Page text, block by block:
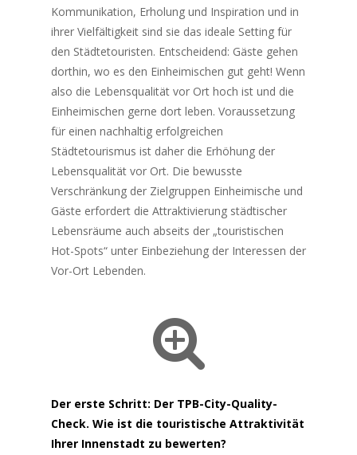
Kommunikation, Erholung und Inspiration und in
ihrer Vielfältigkeit sind sie das ideale Setting für
den Städtetouristen. Entscheidend: Gäste gehen
dorthin, wo es den Einheimischen gut geht! Wenn
also die Lebensqualität vor Ort hoch ist und die
Einheimischen gerne dort leben. Voraussetzung
für einen nachhaltig erfolgreichen
Städtetourismus ist daher die Erhöhung der
Lebensqualität vor Ort. Die bewusste
Verschränkung der Zielgruppen Einheimische und
Gäste erfordert die Attraktivierung städtischer
Lebensräume auch abseits der „touristischen
Hot-Spots“ unter Einbeziehung der Interessen der
Vor-Ort Lebenden.
Der erste Schritt: Der TPB-City-Quality-
Check. Wie ist die touristische Attraktivität
Ihrer Innenstadt zu bewerten?